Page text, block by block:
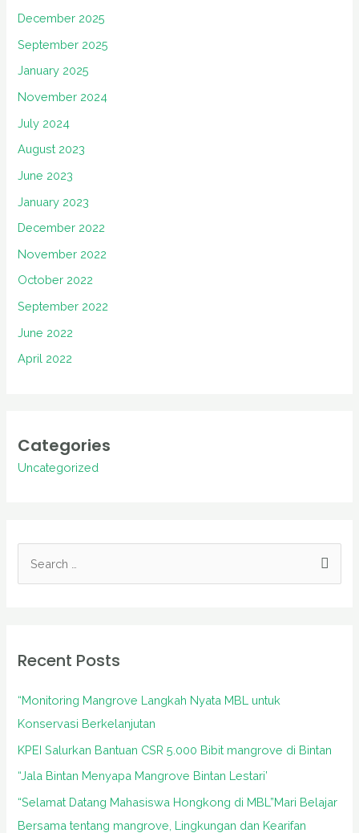
December 2025
September 2025
January 2025
November 2024
July 2024
August 2023
June 2023
January 2023
December 2022
November 2022
October 2022
September 2022
June 2022
April 2022
Categories
Uncategorized
c
o
r
:
Recent Posts
“Monitoring Mangrove Langkah Nyata MBL untuk
Konservasi Berkelanjutan
KPEI Salurkan Bantuan CSR 5.000 Bibit mangrove di Bintan
“Jala Bintan Menyapa Mangrove Bintan Lestari’
“Selamat Datang Mahasiswa Hongkong di MBL”Mari Belajar
Bersama tentang mangrove, Lingkungan dan Kearifan